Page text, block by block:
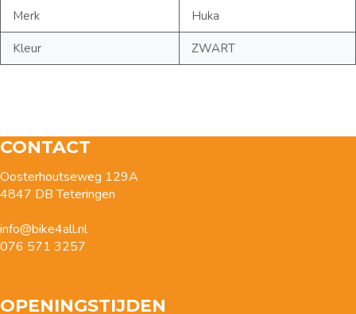
Merk Huka
Kleur ZWART
CONTACT
Oosterhoutseweg 129A
4847 DB Teteringen
info@bike4all.nl
076 571 3257
OPENINGSTIJDEN